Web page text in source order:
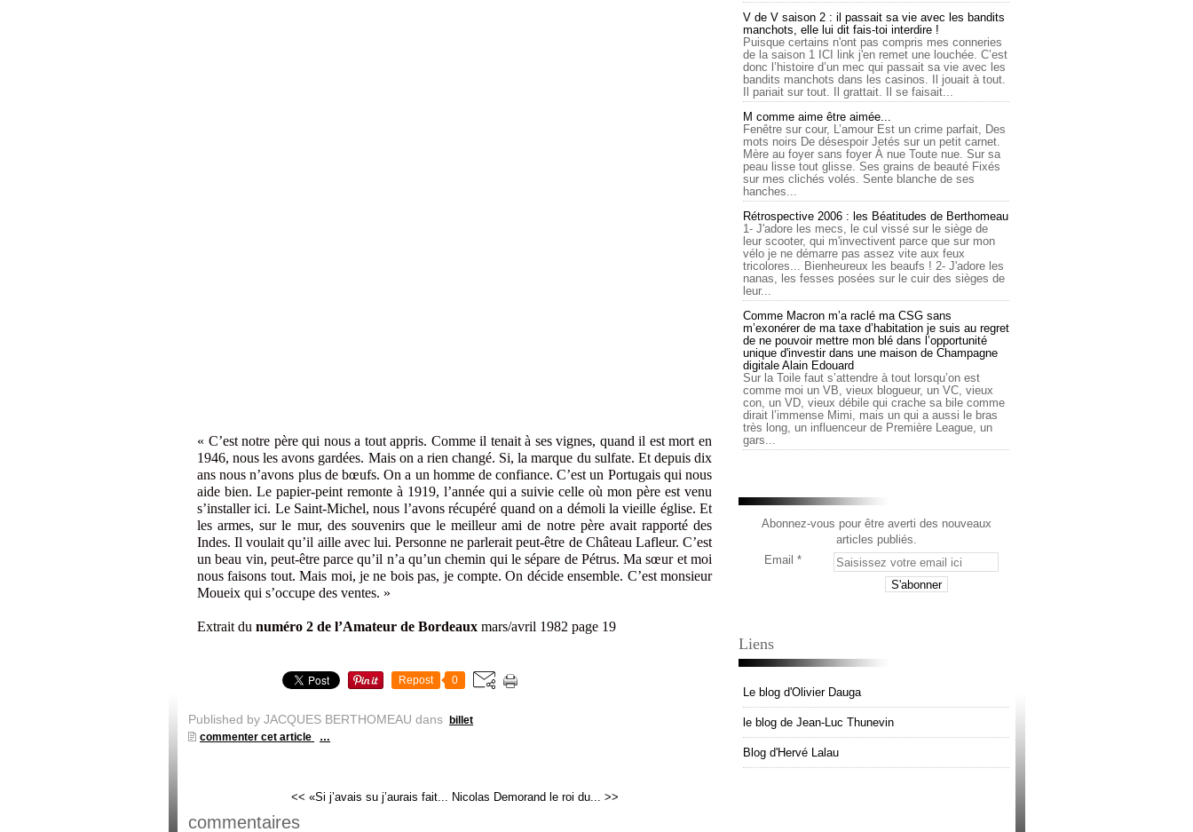
« C’est notre père qui nous a tout appris. Comme il tenait à ses vignes, quand il est mort en
1946, nous les avons gardées. Mais on a rien changé. Si, la marque du sulfate. Et depuis dix
ans nous n’avons plus de bœufs. On a un homme de confiance. C’est un Portugais qui nous
aide bien. Le papier-peint remonte à 1919, l’année qui a suivie celle où mon père est venu
s’installer ici. Le Saint-Michel, nous l’avons récupéré quand on a démoli la vieille église. Et
les armes, sur le mur, des souvenirs que le meilleur ami de notre père avait rapporté des
Indes. Il voulait qu’il aille avec lui. Personne ne parlerait peut-être de Château Lafleur. C’est
un beau vin, peut-être parce qu’il n’a qu’un chemin qui le sépare de Pétrus. Ma sœur et moi
nous faisons tout. Mais moi, je ne bois pas, je compte. On décide ensemble. C’est monsieur
Moueix qui s’occupe des ventes. »
Extrait du numéro 2 de l’Amateur de Bordeaux mars/avril 1982 page 19
Repost 0
Published by JACQUES BERTHOMEAU dans
billet
commenter cet article
…
<< «Si j’avais su j’aurais fait... Nicolas Demorand le roi du... >>
commentaires
V de V saison 2 : il passait sa vie avec les bandits
manchots, elle lui dit fais-toi interdire !
Puisque certains n'ont pas compris mes conneries
de la saison 1 ICI link j'en remet une louchée. C’est
donc l’histoire d’un mec qui passait sa vie avec les
bandits manchots dans les casinos. Il jouait à tout.
Il pariait sur tout. Il grattait. Il se faisait...
M comme aime être aimée...
Fenêtre sur cour, L’amour Est un crime parfait, Des
mots noirs De désespoir Jetés sur un petit carnet.
Mère au foyer sans foyer À nue Toute nue. Sur sa
peau lisse tout glisse. Ses grains de beauté Fixés
sur mes clichés volés. Sente blanche de ses
hanches...
Rétrospective 2006 : les Béatitudes de Berthomeau
1- J'adore les mecs, le cul vissé sur le siège de
leur scooter, qui m'invectivent parce que sur mon
vélo je ne démarre pas assez vite aux feux
tricolores... Bienheureux les beaufs ! 2- J'adore les
nanas, les fesses posées sur le cuir des sièges de
leur...
Comme Macron m’a raclé ma CSG sans
m’exonérer de ma taxe d’habitation je suis au regret
de ne pouvoir mettre mon blé dans l’opportunité
unique d'investir dans une maison de Champagne
digitale Alain Edouard
Sur la Toile faut s’attendre à tout lorsqu’on est
comme moi un VB, vieux blogueur, un VC, vieux
con, un VD, vieux débile qui crache sa bile comme
dirait l’immense Mimi, mais un qui a aussi le bras
très long, un influenceur de Première League, un
gars...
Abonnez-vous pour être averti des nouveaux
articles publiés.
Email
Liens
Le blog d'Olivier Dauga
le blog de Jean-Luc Thunevin
Blog d'Hervé Lalau